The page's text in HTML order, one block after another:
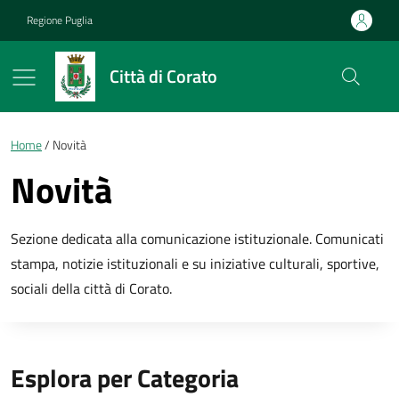
Regione Puglia
Città di Corato
Briciole di pane
Home Novità
Novità
Sezione dedicata alla comunicazione istituzionale. Comunicati
stampa, notizie istituzionali e su iniziative culturali, sportive,
sociali della città di Corato.
Esplora per Categoria